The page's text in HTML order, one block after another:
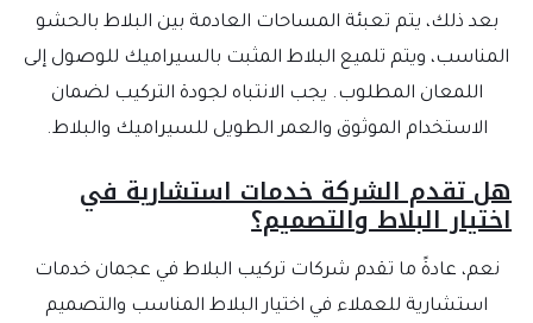
بعد ذلك، يتم تعبئة المساحات العادمة بين البلاط بالحشو
المناسب، ويتم تلميع البلاط المثبت بالسيراميك للوصول إلى
اللمعان المطلوب. يجب الانتباه لجودة التركيب لضمان
الاستخدام الموثوق والعمر الطويل للسيراميك والبلاط.
تقدم الشركة خدمات استشارية في
البلاط والتصميم؟
نعم، عادةً ما تقدم شركات تركيب البلاط في عجمان خدمات
استشارية للعملاء في اختيار البلاط المناسب والتصميم